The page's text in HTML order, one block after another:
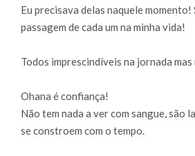
Eu precisava delas naquele momento!
passagem de cada um na minha vida!
Todos imprescindíveis na jornada
Ohana é confiança!
Não tem nada a ver com sangue, são
se constroem com o tempo.